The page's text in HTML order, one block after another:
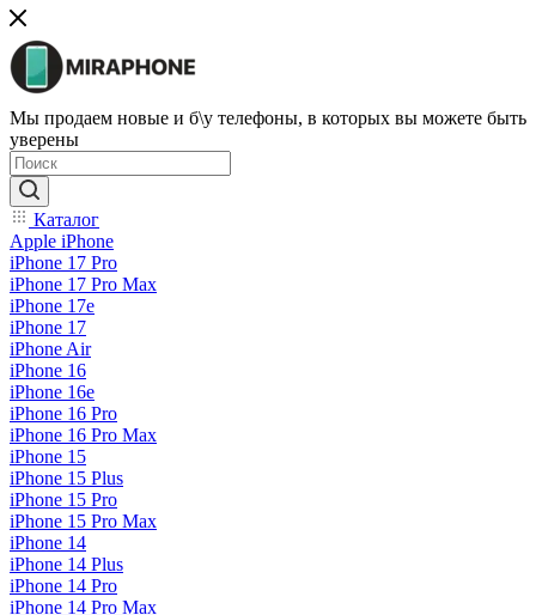
Мы продаем новые и б\у телефоны, в которых вы можете быть
уверены
Каталог
Apple iPhone
iPhone 17 Pro
iPhone 17 Pro Max
iPhone 17e
iPhone 17
iPhone Air
iPhone 16
iPhone 16e
iPhone 16 Pro
iPhone 16 Pro Max
iPhone 15
iPhone 15 Plus
iPhone 15 Pro
iPhone 15 Pro Max
iPhone 14
iPhone 14 Plus
iPhone 14 Pro
iPhone 14 Pro Max